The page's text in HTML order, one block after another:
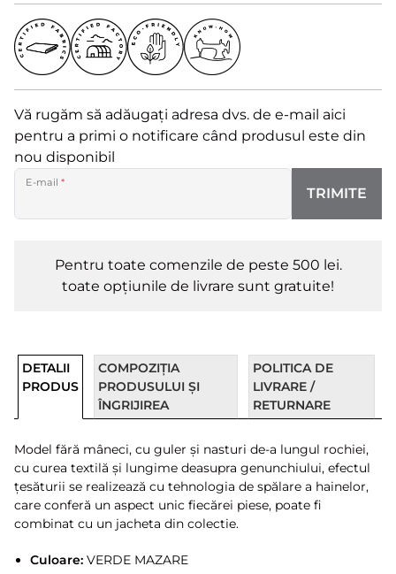
Vă rugăm să adăugați adresa dvs. de e-mail aici
pentru a primi o notificare când produsul este din
nou disponibil
E-mail*
TRIMITE
Pentru toate comenzile de peste 500 lei.
toate opțiunile de livrare sunt gratuite!
DETALII
PRODUS
COMPOZIȚIA
PRODUSULUI ȘI
ÎNGRIJIREA
POLITICA DE
LIVRARE /
RETURNARE
Model fără mâneci, cu guler și nasturi de-a lungul rochiei,
cu curea textilă și lungime deasupra genunchiului, efectul
țesăturii se realizează cu tehnologia de spălare a hainelor,
care conferă un aspect unic fiecărei piese, poate fi
combinat cu un jacheta din colectie.
Culoare:VERDE MAZARE